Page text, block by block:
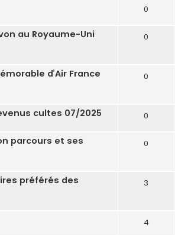
0
au Royaume-Uni
0
d’Air France
0
cultes 07/2025 0
parcours et ses
0
préférés des
3
4